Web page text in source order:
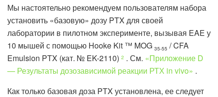
Мы настоятельно рекомендуем пользователям набора
установить «базовую» дозу PTX для своей
лаборатории в пилотном эксперименте, вызывая EAE у
10 мышей с помощью Hooke Kit ™ MOG 35-55 / CFA
Emulsion PTX (кат. № EK-2110) 2 . См. «Приложение D
— Результаты дозозависимой реакции РТХ in vivo» .
Как только базовая доза PTX установлена, ее следует